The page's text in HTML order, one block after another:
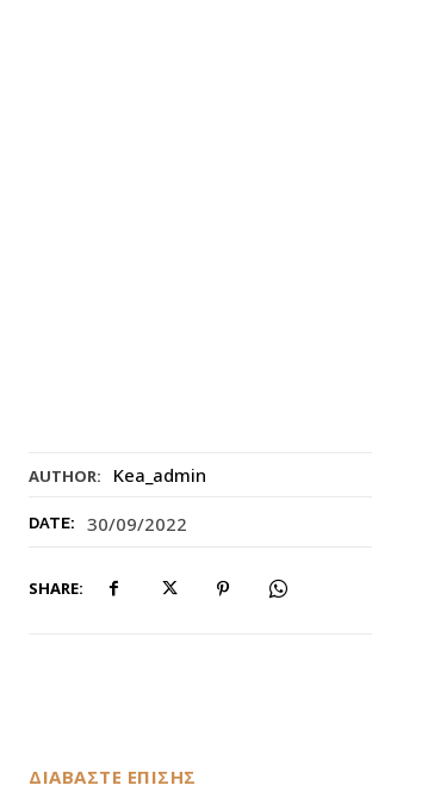
AUTHOR: Kea_admin
DATE: 30/09/2022
SHARE:
ΔΙΑΒΑΣΤΕ ΕΠΙΣΗΣ